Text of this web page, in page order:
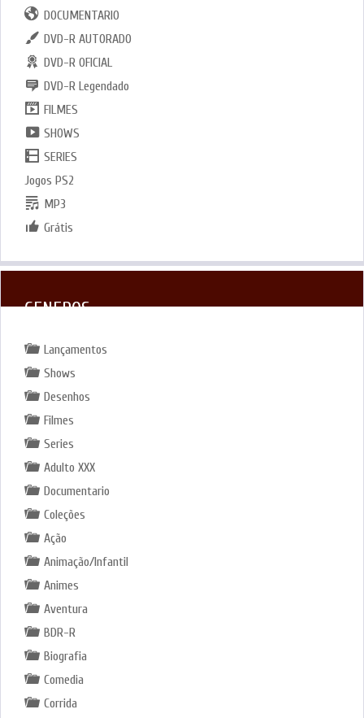
DOCUMENTARIO
DVD-R AUTORADO
DVD-R OFICIAL
DVD-R Legendado
FILMES
SHOWS
SERIES
Jogos PS2
MP3
Grátis
GENEROS
Lançamentos
Shows
Desenhos
Filmes
Series
Adulto XXX
Documentario
Coleções
Ação
Animação/Infantil
Animes
Aventura
BDR-R
Biografia
Comedia
Corrida